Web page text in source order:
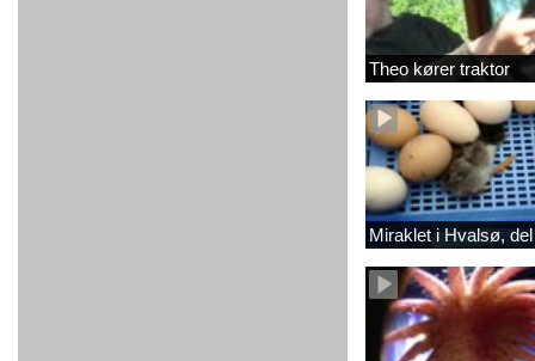
Theo kører traktor
Miraklet i Hvalsø,